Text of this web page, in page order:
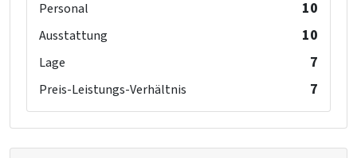
Personal 10
Ausstattung 10
Lage 7
Preis-Leistungs-Verhältnis 7